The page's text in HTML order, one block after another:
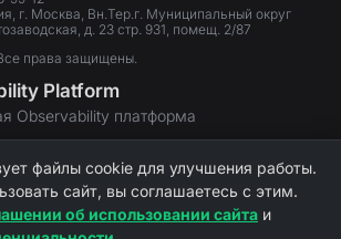
г. Москва, Вн.Тер.г. Муниципальный округ
д. 23 стр. 931, помещ. 2/87
права защищены.
Platform
Observability платформа
данных. Запись №14369.
сайта
файлы cookie для улучшения работы.
сайт, вы соглашаетесь с этим.
об использовании сайта и